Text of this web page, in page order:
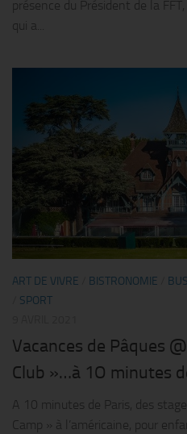
présence du Président de la
qui a...
ART DE VIVRE BISTRONOMIE
SPORT
Vacances de Pâques
Club »…à 1O minutes
A 10 minutes de Paris, des
Camp » à l’américaine, pour